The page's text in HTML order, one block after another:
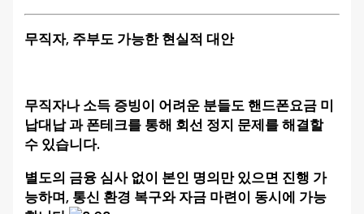
무직자, 주부도 가능한 현실적 대안
무직자나 소득 증빙이 어려운 분들도 핸드폰요금 미
납대납 과 폰테크를 통해 회선 정지 문제를 해결할
수 있습니다.
별도의 금융 심사 없이 본인 명의만 있으면 진행 가
능하며, 통신 환경 복구와 자금 마련이 동시에 가능